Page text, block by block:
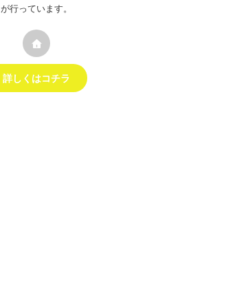
が行っています。
詳しくはコチラ